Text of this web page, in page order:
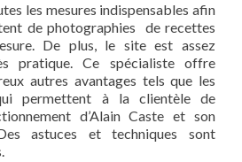
les mesures indispensables afin
de photographies de recettes
De plus, le site est assez
pratique. Ce spécialiste offre
autres avantages tels que les
permettent à la clientèle de
d’Alain Caste et son
astuces et techniques sont